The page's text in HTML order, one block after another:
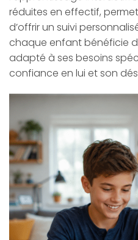
réduites en effectif,
d’offrir un suivi
chaque enfant bénéficie
adapté à ses besoins
confiance en lui et son